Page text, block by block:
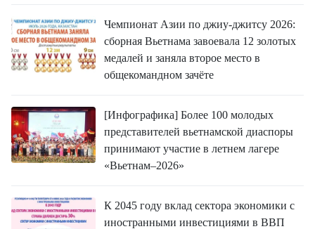
Чемпионат Азии по джиу-джитсу 2026:
сборная Вьетнама завоевала 12 золотых
медалей и заняла второе место в
общекомандном зачёте
[Инфографика] Более 100 молодых
представителей вьетнамской диаспоры
принимают участие в летнем лагере
«Вьетнам–2026»
К 2045 году вклад сектора экономики с
иностранными инвестициями в ВВП